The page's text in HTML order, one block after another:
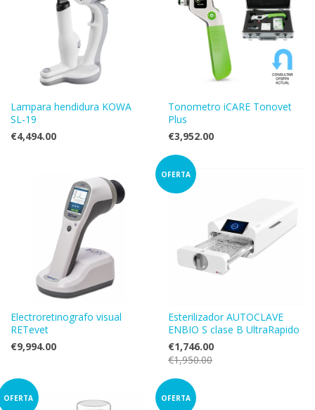
Lampara hendidura KOWA
SL-19
€4,494.00
Tonometro iCARE Tonovet
Plus
€3,952.00
Electroretinografo visual
RETevet
€9,994.00
OFERTA
Esterilizador AUTOCLAVE
ENBIO S clase B UltraRapido
€1,746.00
€1,950.00
OFERTA OFERTA